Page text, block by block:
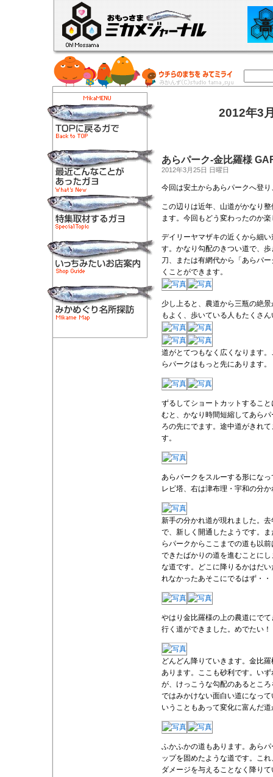
2012年3
あらパーク-金比羅様
2012年3月25日 日曜日
今回は安土からあらパークへ登
この辺りは近年、山道がかなり
ます。今回もどう変わったのか
デイリーヤマザキの近くから細
す。かなり勾配のきつい道で、
刀、または有網代から「あらパ
くことができます。
少し上ると、農道から三瓶の絶
もよく、歩いている人もたくさ
道がとてつもなく広くなります
らパークはもっと先にあります。
ずるしてショートカットするこ
むと、かなり時間短縮してあら
ろの先にでます。途中道がきれ
す。
あらパークをスルーする形にな
レビ塔、右は津布理・宇和の分
新手の分かれ道が現れました。
で、新しく開通したようです。
らパークからここまでの道も以
できたばかりの道を進むことに
な道です。どこに降りるかはだ
れなかったあそこにでるはず・・
やはり金比羅様の上の農道にで
行く道ができました。めでたい！
どんどん降りていきます。金比
あります。ここも砂利です。い
が、けっこうな勾配のあるとこ
ではみかけない面白い道になっ
いうこともあって変化に富んだ
ふかふかの道もあります。あら
ップを固めたような道です。こ
ダメージを与えることなく降り